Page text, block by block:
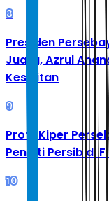
8
Presiden
Juara, Azrul
Kesulitan
9
Profil Kiper
Penalti Persib di
10